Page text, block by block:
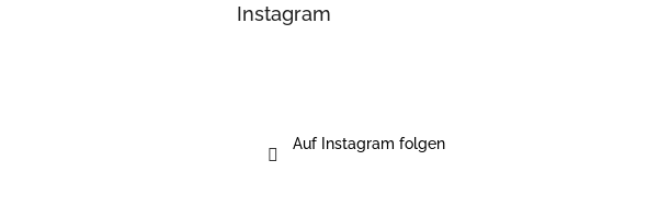
Instagram
Auf Instagram folgen